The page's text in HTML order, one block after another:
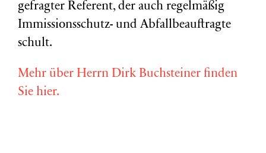
gefragter Referent, der auch regelmäßig
Immissionsschutz- und Abfallbeauftragte
schult.
Mehr über Herrn Dirk Buchsteiner finden
Sie hier.